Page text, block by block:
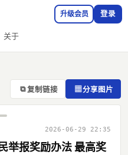
关于
升级会员 登录
⧉ 复制链接 ▦分享图片
2026-06-29 22:35
举报奖励办法 最高奖